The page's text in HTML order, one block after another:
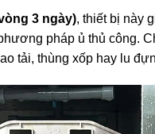
3 ngày), thiết bị này
pháp ủ thủ công.
tải, thùng xốp hay lu